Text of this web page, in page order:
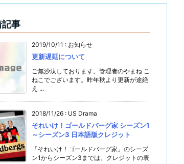
記事
2019/10/11 : お知らせ
更新遅延について
ご無沙汰しております。管理者のやまね こ
ねこでございます。昨年秋より更新が途絶
え ...
2018/11/26 : US Drama
それいけ！ゴールドバーグ家 シーズン1
～シーズン3 日本語版クレジット
「それいけ！ゴールドバーグ家」のシーズ
ン1からシーズン3までは、クレジットの表